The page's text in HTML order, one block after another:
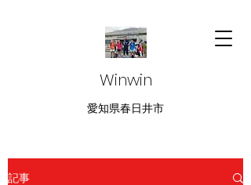
Winwin
愛知県春日井市
記事